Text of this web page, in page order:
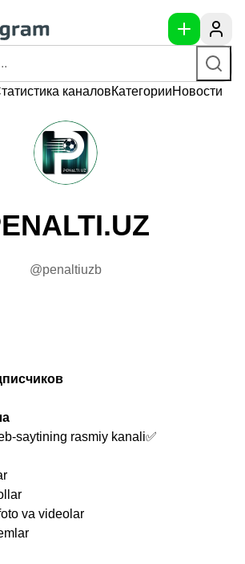
каналовКатегорииНовости
@penaltiuzb
saytining rasmiy kanali✅
va videolar